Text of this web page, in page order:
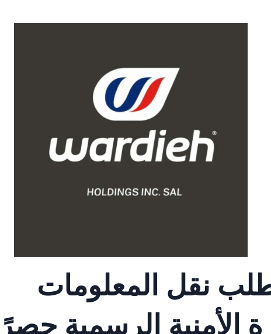
نقل المعلومات
الأمنية الرسمية